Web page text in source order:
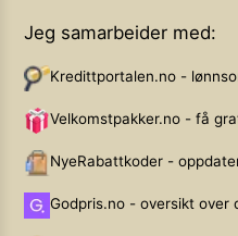
Jeg samarbeider med:
Kredittportalen.no -
Velkomstpakker.no - få
NyeRabattkoder -
Godpris.no - oversikt over